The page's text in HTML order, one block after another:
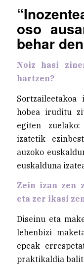
oso
behar
Noiz hasi
hartzen?
hobea iruditu
egiten
izatetik
auzoko
euskalduna
Zein izan zen
eta zer ikasi
Diseinu eta
lehenbizi
epeak
praktikaldia